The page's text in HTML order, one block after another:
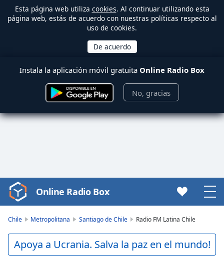
Esta página web utiliza cookies. Al continuar utilizando esta
página web, estás de acuerdo con nuestras políticas respecto al
uso de cookies.
Instala la aplicación móvil gratuita Online Radio Box
No, gracias
Video
Player
Play
Video
Online Radio Box
Chile Metropolitana Santiago de Chile Radio FM Latina Chile
Apoya a Ucrania. Salva la paz en el mundo!